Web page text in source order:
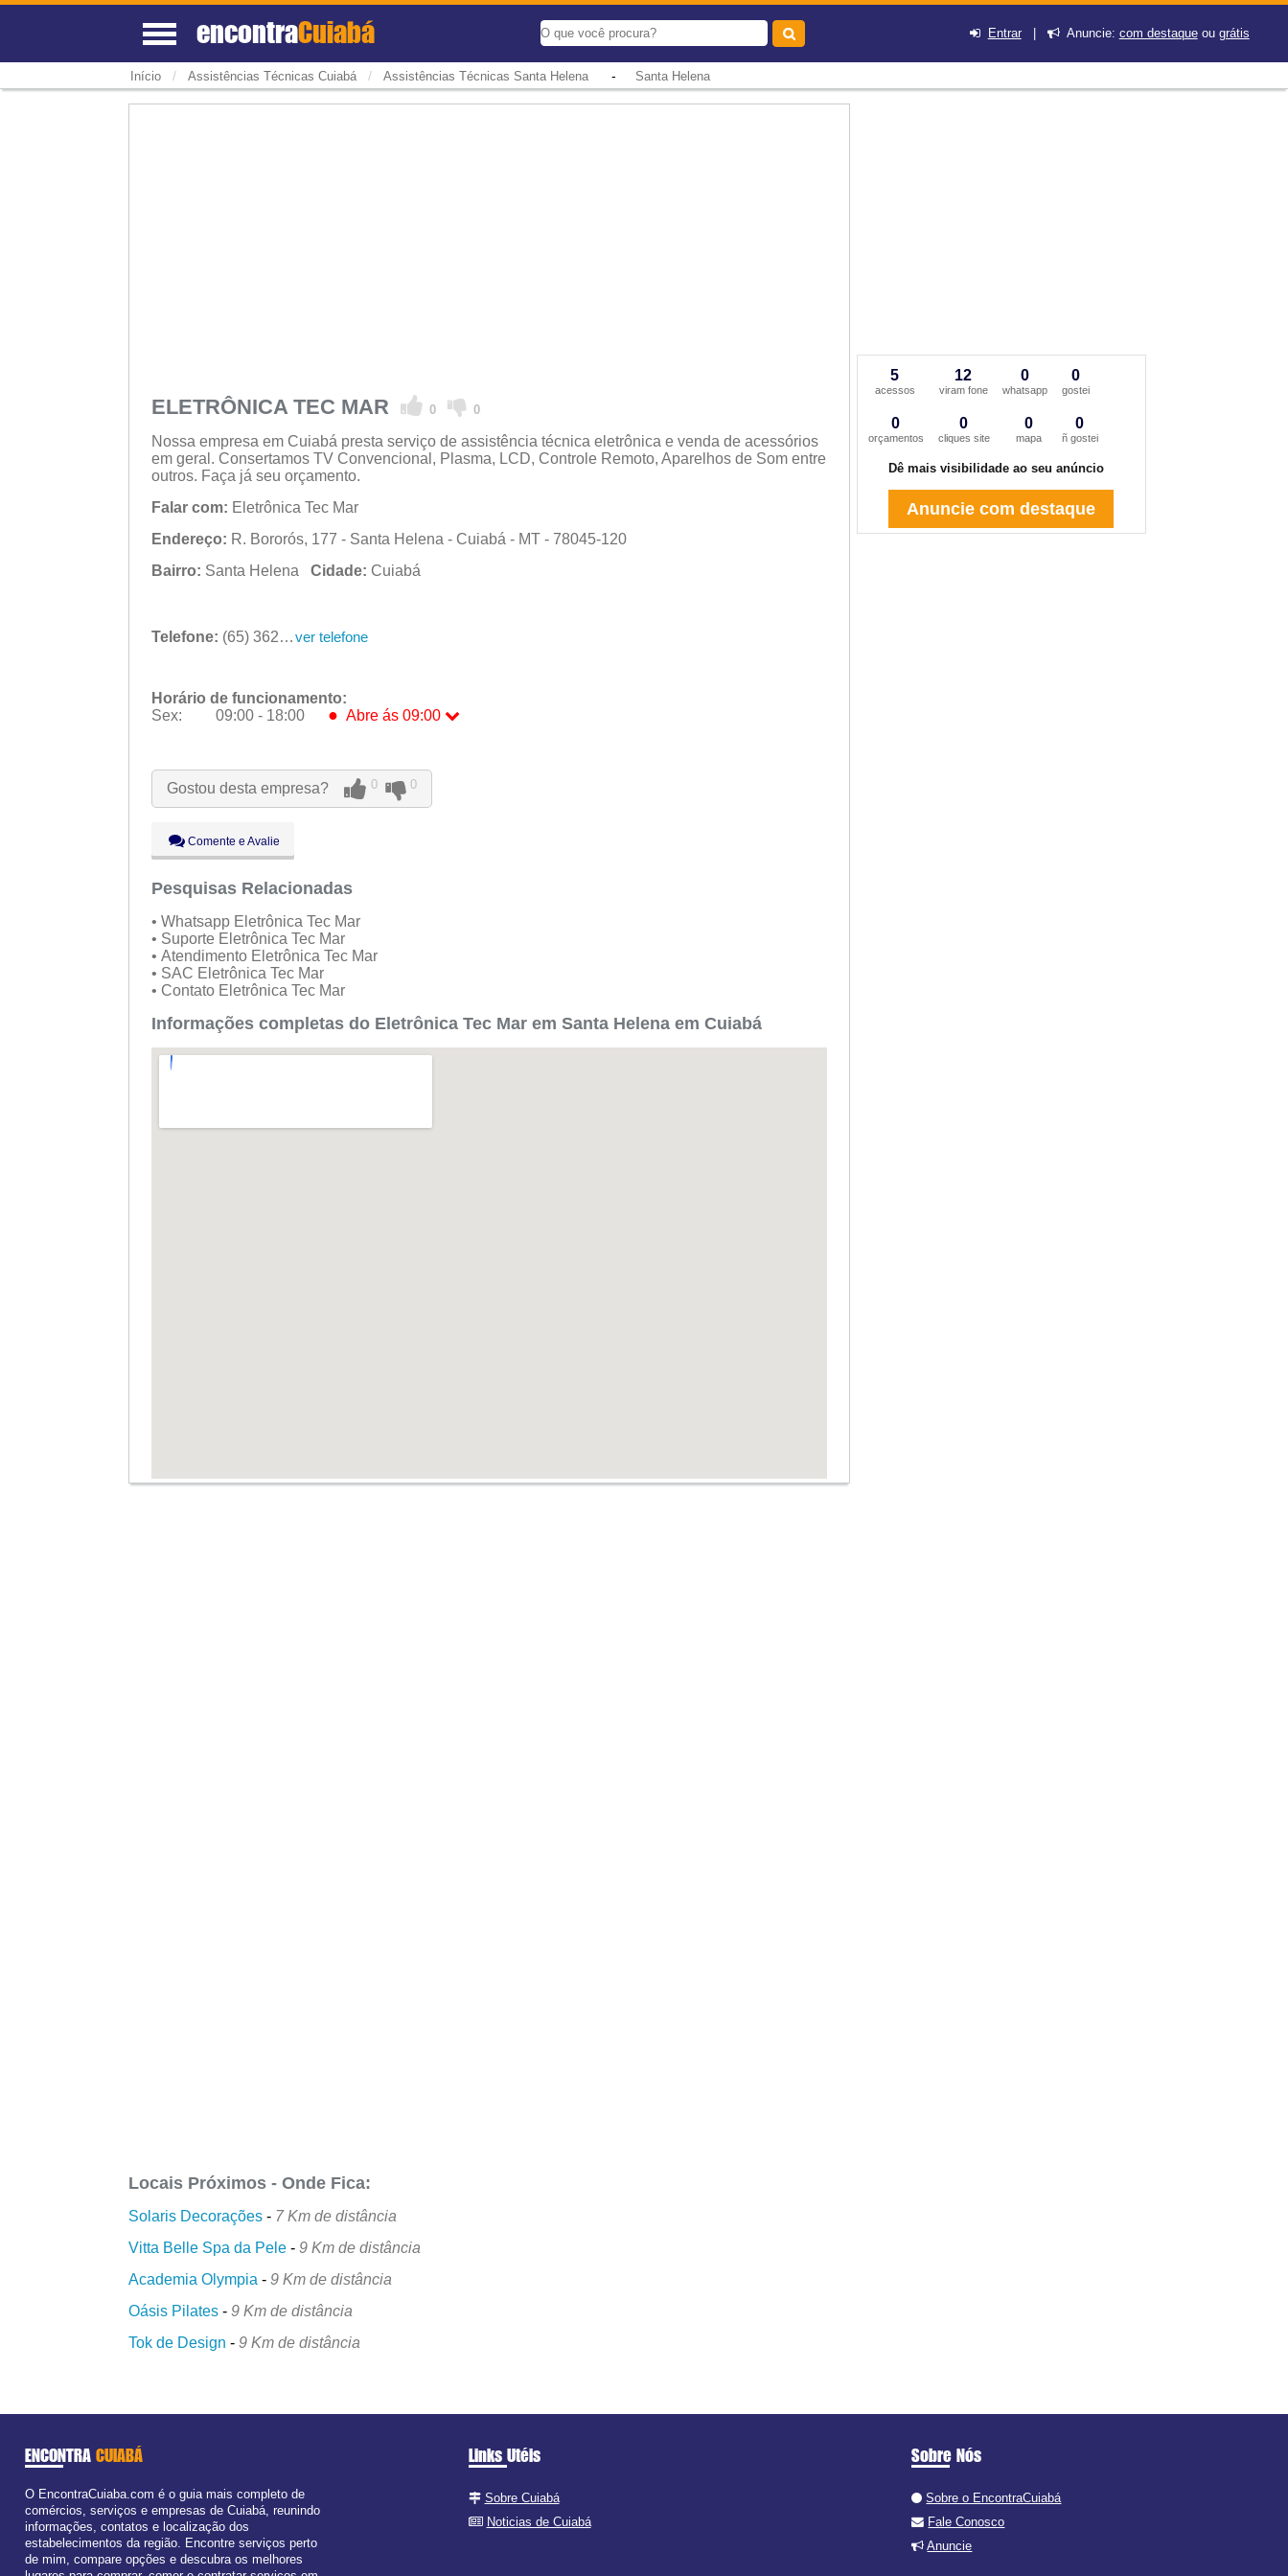
encontraCuiabá Entrar| Anuncie: com destaqueou grátis
Início / Assistências Técnicas Cuiabá / Assistências Técnicas Santa Helena- Santa Helena
ELETRÔNICA TEC MAR 0 0
Nossa empresa em Cuiabá presta serviço de assistência técnica eletrônica e venda de acessórios
em geral. Consertamos TV Convencional, Plasma, LCD, Controle Remoto, Aparelhos de Som entre
outros. Faça já seu orçamento.
Falar com: Eletrônica Tec Mar
Endereço: R. Bororós, 177 - Santa Helena - Cuiabá - MT - 78045-120
Bairro: Santa Helena Cidade: Cuiabá
Telefone: (65) 3621-5496 ver telefone
Horário de funcionamento:
Sex:
09:00 - 18:00 ● Abre ás 09:00
Ter:
09:00 - 18:00
Qua:
09:00 - 18:00
Sex:
09:00 - 18:00
Sáb:
Fechado
Dom:
Fechado
Gostou desta empresa? 0 0
Comente e Avalie
Pesquisas Relacionadas
• Whatsapp Eletrônica Tec Mar
• Suporte Eletrônica Tec Mar
• Atendimento Eletrônica Tec Mar
• SAC Eletrônica Tec Mar
• Contato Eletrônica Tec Mar
Informações completas do Eletrônica Tec Mar em Santa Helena em Cuiabá
Locais Próximos - Onde Fica:
Solaris Decorações - 7 Km de distância
Vitta Belle Spa da Pele -9 Km de distância
Academia Olympia -9 Km de distância
Oásis Pilates -9 Km de distância
Tok de Design -9 Km de distância
5
acessos
12
viram fone
0
whatsapp
0
gostei
0
orçamentos
0
cliques site
0
mapa
0
ñ gostei
Dê mais visibilidade ao seu anúncio
Anuncie com destaque
ENCONTRA CUIABÁ
O EncontraCuiaba.com é o guia mais completo de
comércios, serviços e empresas de Cuiabá, reunindo
informações, contatos e localização dos
estabelecimentos da região. Encontre serviços perto
de mim, compare opções e descubra os melhores
Links Utéis
Sobre Cuiabá
Noticias de Cuiabá
Sobre Nós
Sobre o EncontraCuiabá
Fale Conosco
Anuncie